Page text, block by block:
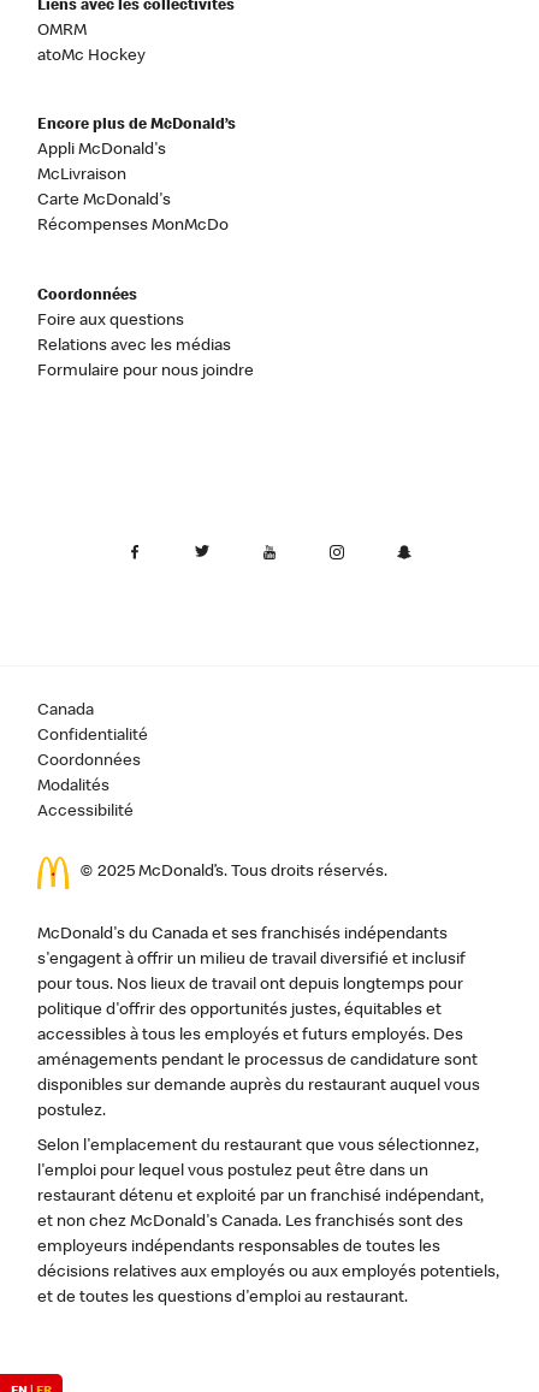
Liens avec les collectivités
OMRM
atoMc Hockey
Encore plus de McDonald’s
Appli McDonald's
McLivraison
Carte McDonald's
Récompenses MonMcDo
Coordonnées
Foire aux questions
Relations avec les médias
Formulaire pour nous joindre
Canada
Confidentialité
Coordonnées
Modalités
Accessibilité
© 2025 McDonald’s. Tous droits réservés.
McDonald's du Canada et ses franchisés indépendants
s'engagent à offrir un milieu de travail diversifié et inclusif
pour tous. Nos lieux de travail ont depuis longtemps pour
politique d'offrir des opportunités justes, équitables et
accessibles à tous les employés et futurs employés. Des
aménagements pendant le processus de candidature sont
disponibles sur demande auprès du restaurant auquel vous
postulez.
Selon l'emplacement du restaurant que vous sélectionnez,
l'emploi pour lequel vous postulez peut être dans un
restaurant détenu et exploité par un franchisé indépendant,
et non chez McDonald's Canada. Les franchisés sont des
employeurs indépendants responsables de toutes les
décisions relatives aux employés ou aux employés potentiels,
et de toutes les questions d'emploi au restaurant.